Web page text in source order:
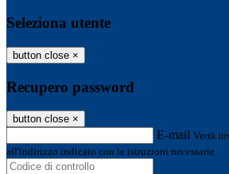
Seleziona utente
button close ×
Recupero password
button close ×
E-mail Verrà
all'indirizzo indicato con le istruzioni necessarie.